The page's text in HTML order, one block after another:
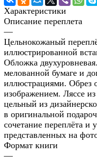
Характеристики
Описание переплета
—
Цельнокожаный
иллюстрированной
Обложка
мелованной бумаге и
иллюстрациями. Обрез
изображением. Ляссе
цельный из
в оригинальной
сочетание переплёта и
представленных на
Формат книги
—